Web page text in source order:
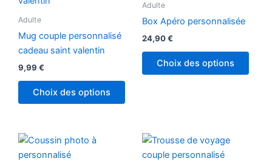
Adulte
Mug couple personnalisé
cadeau saint valentin
9,99 €
Choix des options
Adulte
Box Apéro personnalisée
24,90€
Choix des options